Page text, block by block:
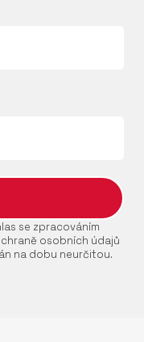
se zpracováním
osobních údajů
na dobu neurčitou.